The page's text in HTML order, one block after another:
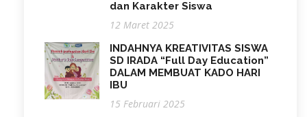
dan Karakter Siswa
12 Maret 2025
INDAHNYA KREATIVITAS SISWA
SD IRADA “Full Day Education”
DALAM MEMBUAT KADO HARI
IBU
15 Februari 2025